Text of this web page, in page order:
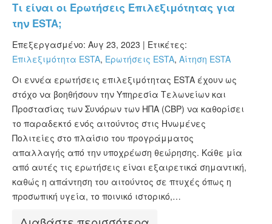
Τι είναι οι Ερωτήσεις Επιλεξιμότητας για
την ESTA;
Επεξεργασμένο: Αυγ 23, 2023 | Ετικέτες:
Επιλεξιμότητα ESTA, Ερωτήσεις ESTA, Αίτηση ESTA
Οι εννέα ερωτήσεις επιλεξιμότητας ESTA έχουν ως
στόχο να βοηθήσουν την Υπηρεσία Τελωνείων και
Προστασίας των Συνόρων των ΗΠΑ (CBP) να καθορίσει
το παραδεκτό ενός αιτούντος στις Ηνωμένες
Πολιτείες στο πλαίσιο του προγράμματος
απαλλαγής από την υποχρέωση θεώρησης. Κάθε μία
από αυτές τις ερωτήσεις είναι εξαιρετικά σημαντική,
καθώς η απάντηση του αιτούντος σε πτυχές όπως η
προσωπική υγεία, το ποινικό ιστορικό,…